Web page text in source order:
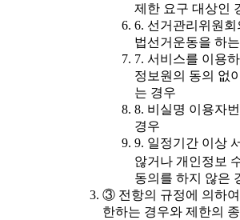
제한 요구 대상인
6. 선거관리위원
법선거운동을 하
7. 서비스를 이용
정보원의 동의 없
는 경우
8. 비실명 이용자
경우
9. 일정기간 이상
않거나 개인정보
동의를 하지 않은
③ 전항의 규정에 의하여
한하는 경우와 제한의